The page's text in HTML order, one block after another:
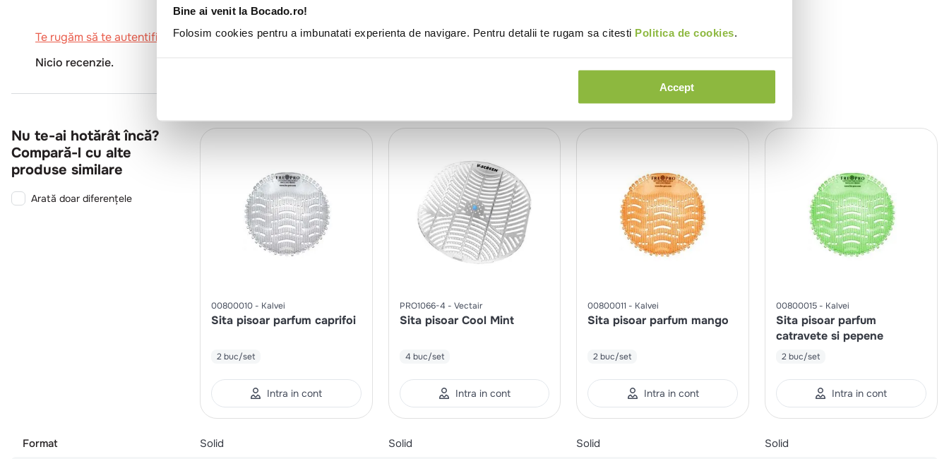
Bine ai venit la Bocado.ro!
Folosim cookies pentru a imbunatati experienta de navigare. Pentru detalii te rugam sa citesti Politica de cookies.
Accept
Te rugăm să te autentifici pentru a scrie o recenzie.
Nicio recenzie.
Nu te-ai hotărât încă?
Compară-l cu alte
produse similare
Arată doar diferențele
00800010 Kalvei
Sita pisoar parfum caprifoi
2 buc/set
Intra in cont
PRO1066-4 Vectair
Sita pisoar Cool Mint
4 buc/set
Intra in cont
00800011 Kalvei
Sita pisoar parfum mango
2 buc/set
Intra in cont
00800015 Kalvei
Sita pisoar parfum
catravete si pepene
2 buc/set
Intra in cont
Format Solid Solid Solid
Solid